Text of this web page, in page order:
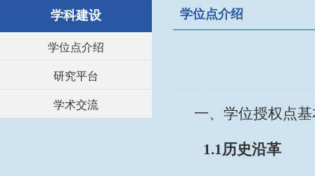
学科建设
学位点介绍
研究平台
学术交流
学位点介绍
一、学位授权点
1.1历史沿革